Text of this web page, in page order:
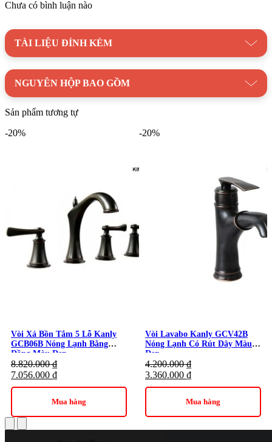
Chưa có bình luận nào
TÀI LIỆU ĐÍNH KÈM
NGUYÊN HỘP BAO GỒM
Sản phẩm tương tự
-20%
Vòi Xả Bồn Tắm 5 Lỗ Kanly
GCB06B Nóng Lạnh Bằng
Đồng Màu Đen
8.820.000₫
7.056.000 ₫
Mua hàng
-20%
Vòi Lavabo Kanly GCV42B
Nóng Lạnh Có Rút Dây Màu
Đen
4.200.000₫
3.360.000 ₫
Mua hàng